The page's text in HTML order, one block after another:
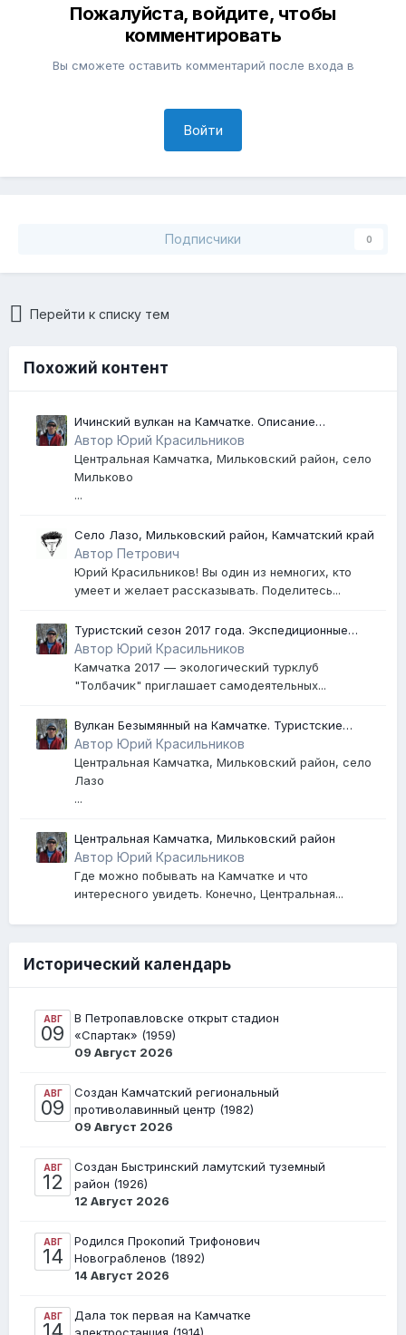
Пожалуйста, войдите, чтобы
комментировать
Вы сможете оставить комментарий после входа в
Войти
Подписчики 0
Перейти к списку тем
Похожий контент
Ичинский вулкан на Камчатке. Описание
маршрута, фотографии
Автор Юрий Красильников
Центральная Камчатка, Мильковский район, село
Мильково
...
Село Лазо, Мильковский район, Камчатский край
Автор Петрович
Юрий Красильников! Вы один из немногих, кто
умеет и желает рассказывать. Поделитесь...
Туристский сезон 2017 года. Экспедиционные
маршруты и маршруты выходного дня
Автор Юрий Красильников
Камчатка 2017 — экологический турклуб
"Толбачик" приглашает самодеятельных...
Вулкан Безымянный на Камчатке. Туристские
маршруты, фотографии
Автор Юрий Красильников
Центральная Камчатка, Мильковский район, село
Лазо
...
Центральная Камчатка, Мильковский район
Автор Юрий Красильников
Где можно побывать на Камчатке и что
интересного увидеть. Конечно, Центральная...
Исторический календарь
АВГ
09
В Петропавловске открыт стадион
«Спартак» (1959)
09 Август 2026
АВГ
09
Создан Камчатский региональный
противолавинный центр (1982)
09 Август 2026
АВГ
12
Создан Быстринский ламутский туземный
район (1926)
12 Август 2026
АВГ
14
Родился Прокопий Трифонович
Новограбленов (1892)
14 Август 2026
АВГ
Дала ток первая на Камчатке